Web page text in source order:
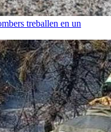
treballen en un